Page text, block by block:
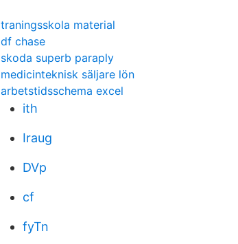
traningsskola material
df chase
skoda superb paraply
medicinteknisk säljare lön
arbetstidsschema excel
ith
Iraug
DVp
cf
fyTn